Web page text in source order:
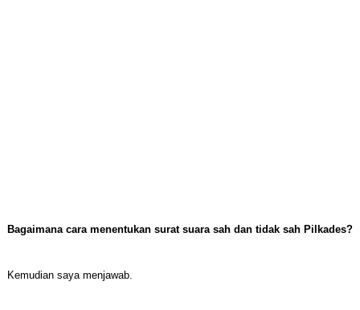
Bagaimana cara menentukan surat suara sah dan tidak sah Pilkades?
Kemudian saya menjawab.